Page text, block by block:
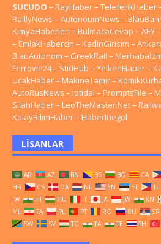
SUCUDO – RayHaber– TeleferikHaber
RaillyNews – AutonoumNews –
KimyaHaberleri – BulmacaCevap – AEY–
– EmlakHabercin – KadinGirisim –
BlauAutonom – GreekRail –
Ferrovie24– StiriHub – YelkenHaber–
UcakHaber– MakineTamir–
AutoRusNews – Iptidai – PromptsFile –
SilahHaber– LeoTheMaster.Net–
KolayBilimHaber– HaberInegol
LISANLAR
AR AZ BN BS BG CA
HR
CS DA NL EN ET TL
IW
HI HU IT JA JW KN
ML
FA PL PT RO RU SR
SW
SV TG TA TE TH